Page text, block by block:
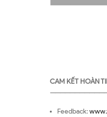
CAM KẾT HOÀN
Feedback: